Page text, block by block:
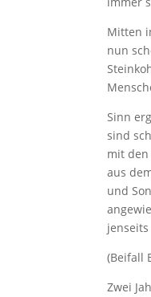
Mitten
nun
Sinn
sind
mit den
aus
und
(Beifall
Zwei